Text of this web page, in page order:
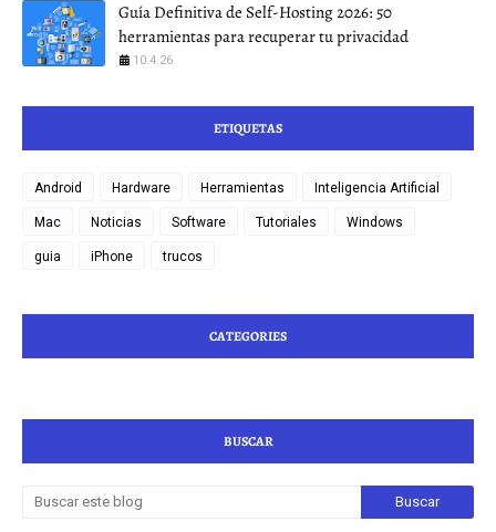
Guía Definitiva de Self-Hosting 2026: 50
herramientas para recuperar tu privacidad
10.4.26
ETIQUETAS
Android Hardware Herramientas Inteligencia Artificial
Mac Noticias Software Tutoriales Windows
guia iPhone trucos
CATEGORIES
BUSCAR